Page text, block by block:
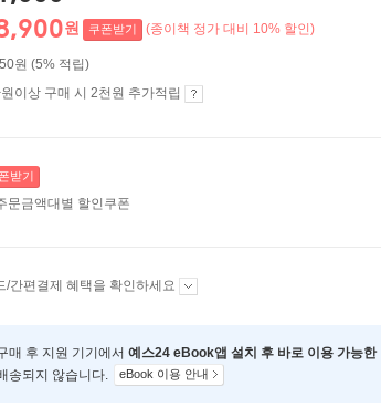
원 쿠폰받기 (종이책 정가 대비 10% 할인)
원 (5% 적립)
이상 구매 시 2천원 추가적립
받기
문금액대별 할인쿠폰
/간편결제 혜택을 확인하세요
매 후 지원 기기에서 예스24 eBook앱 설치 후 바로 이용 가능한
송되지 않습니다. eBook 이용 안내